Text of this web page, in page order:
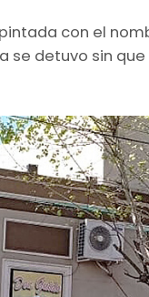
con el
se detuvo sin